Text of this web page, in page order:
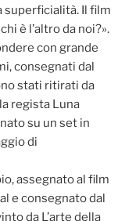
superficialità. Il film
è l’altro da noi?».
con grande
consegnati dal
stati ritirati da
regista Luna
su un set in
di
assegnato al film
e consegnato dal
da L’arte della